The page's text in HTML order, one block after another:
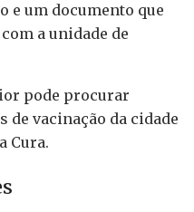
e um documento que
a unidade de
pode procurar
de vacinação da cidade
Cura.